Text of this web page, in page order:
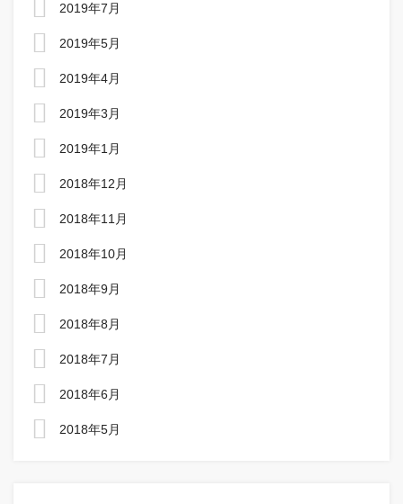
2019年7月
2019年5月
2019年4月
2019年3月
2019年1月
2018年12月
2018年11月
2018年10月
2018年9月
2018年8月
2018年7月
2018年6月
2018年5月